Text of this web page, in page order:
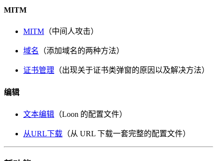
MITM
MITM （中间人攻击）
域名 （添加域名的两种方法）
证书管理 （出现关于证书类弹窗的原因以及解决方法）
编辑
文本编辑 （Loon 的配置文件）
从URL下载 （从 URL 下载一套完整的配置文件）